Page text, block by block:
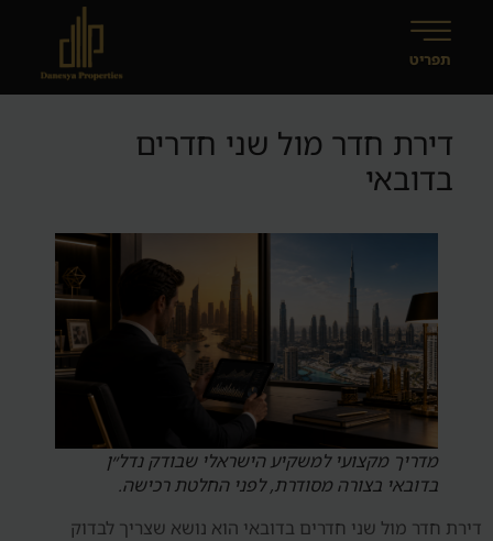
דירת חדר מול שני חדרים
בדובאי
מדריך מקצועי למשקיע הישראלי שבודק נדל״ן
בדובאי בצורה מסודרת, לפני החלטת רכישה.
דירת חדר מול שני חדרים בדובאי הוא נושא שצריך לבדוק